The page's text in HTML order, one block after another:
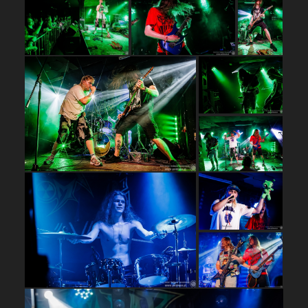
…
…
…